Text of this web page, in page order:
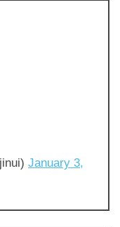
January 3,